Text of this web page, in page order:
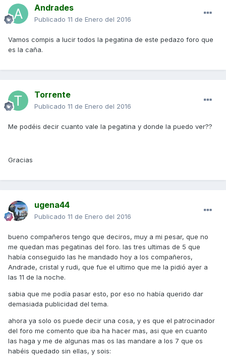
Andrades
Publicado 11 de Enero del 2016
Vamos compis a lucir todos la pegatina de este pedazo foro que
es la caña.
Torrente
Publicado 11 de Enero del 2016
Me podéis decir cuanto vale la pegatina y donde la puedo ver??
Gracias
ugena44
Publicado 11 de Enero del 2016
bueno compañeros tengo que deciros, muy a mi pesar, que no
me quedan mas pegatinas del foro. las tres ultimas de 5 que
había conseguido las he mandado hoy a los compañeros,
Andrade, cristal y rudi, que fue el ultimo que me la pidió ayer a
las 11 de la noche.
sabia que me podía pasar esto, por eso no había querido dar
demasiada publicidad del tema.
ahora ya solo os puede decir una cosa, y es que el patrocinador
del foro me comento que iba ha hacer mas, asi que en cuanto
las haga y me de algunas mas os las mandare a los 7 que os
habéis quedado sin ellas, y sois: